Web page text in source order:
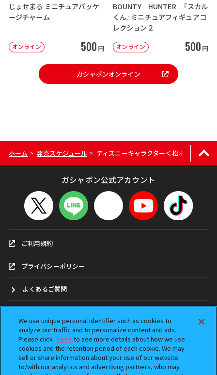
じょせまる ミニチュアパッケ
ージチャーム
オンライン 500 円
BOUNTY HUNTER 『スカル
くん』ミニチュアフィギュアコ
レクション２
オンライン 500 円
ガシャポンオンライン
ホーム > 発売スケジュール > ディズニーキャラクター＜松本セイジ＞
ガシャポン公式アカウント
ご利用規約
プライバシーポリシー
よくあるご質問
ガシャポンどこ？
アンケート
We use unique personal identifier such as cookies to
analyze our traffic and to personalize content and ads.
Please click here to see more details about how we use
cookies and the retention period of each cookie. We may
sell or share information about your use of our website
to/with our analytics and advertising partners, who may